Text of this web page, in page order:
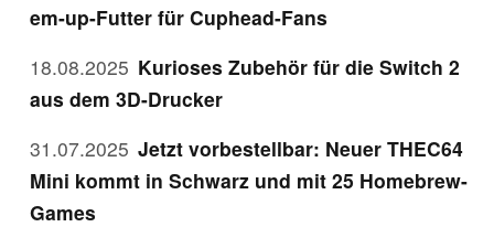
em-up-Futter für Cuphead-Fans
18.08.2025 Kurioses Zubehör für die Switch 2
aus dem 3D-Drucker
31.07.2025 Jetzt vorbestellbar: Neuer THEC64
Mini kommt in Schwarz und mit 25 Homebrew-
Games